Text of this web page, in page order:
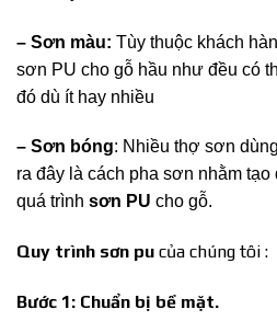
– Sơn màu: Tùy thuộc khách
sơn PU cho gỗ hầu như đều có
đó dù ít hay nhiều
– Sơn bóng: Nhiều thợ sơn
ra đây là cách pha sơn nhằm tạo
quá trình sơn PU cho gỗ.
Quy trình sơn pu của chúng tôi :
Bước 1: Chuẩn bị bề mặt.